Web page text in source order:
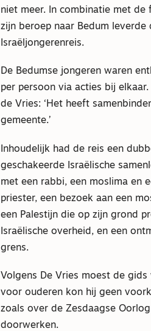
niet meer. In combinatie met
zijn beroep naar Bedum
Israëljongerenreis.
De Bedumse jongeren waren
per persoon via acties bij
de Vries: ‘Het heeft
gemeente.’
Inhoudelijk had de reis een
geschakeerde Israëlische
met een rabbi, een moslima en
priester, een bezoek aan een
een Palestijn die op zijn grond
Israëlische overheid, en een
grens.
Volgens De Vries moest de
voor ouderen kon hij geen
zoals over de Zesdaagse
doorwerken.